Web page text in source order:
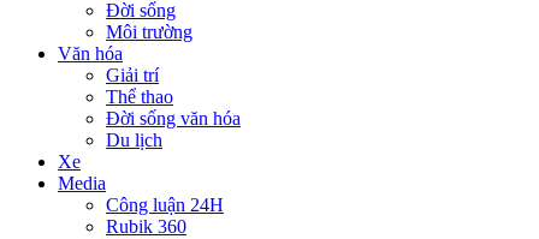
Đời sống
Môi trường
Văn hóa
Giải trí
Thể thao
Đời sống văn hóa
Du lịch
Xe
Media
Công luận 24H
Rubik 360